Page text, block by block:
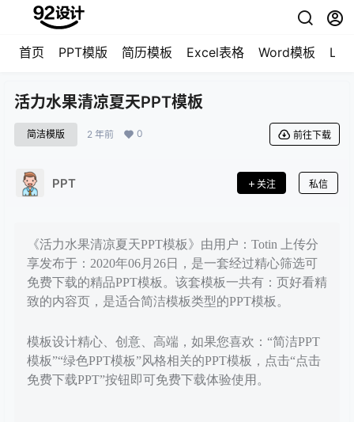
首页 PPT模版 简历模板 Excel表格 Word模板
活力水果清凉夏天PPT模板
简洁模版 2 年前 0 前往下载
PPT 关注 私信
《活力水果清凉夏天PPT模板》由用户：Totin 上传分
享发布于：2020年06月26日，是一套经过精心筛选可
免费下载的精品PPT模板。该套模板一共有：页好看精
致的内容页，是适合简洁模板类型的PPT模板。
模板设计精心、创意、高端，如果您喜欢：“简洁PPT
模板”“绿色PPT模板”风格相关的PPT模板，点击“点击
免费下载PPT”按钮即可免费下载体验使用。